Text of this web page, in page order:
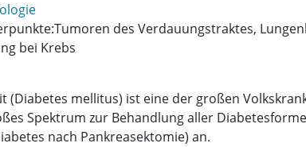
des Verdauungstraktes,
bei Krebs
(Diabetes mellitus) ist eine der großen
Spektrum zur Behandlung aller
nach Pankreasektomie) an.